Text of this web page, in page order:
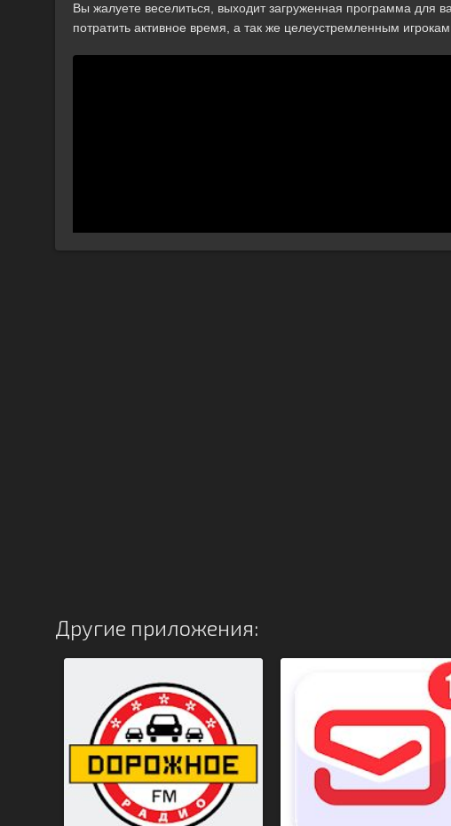
Вы жалуете веселиться, выходит загруженная программа для
потратить активное время, а так же целеустремленным игрокам.
Другие приложения: